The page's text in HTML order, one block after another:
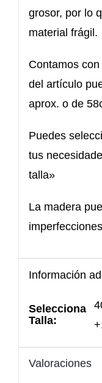
grosor, por lo
material frágil.
Contamos
del artículo
aprox. o de
Puedes
tus
talla»
La madera
Información
Selecciona
Talla:
Valoraciones